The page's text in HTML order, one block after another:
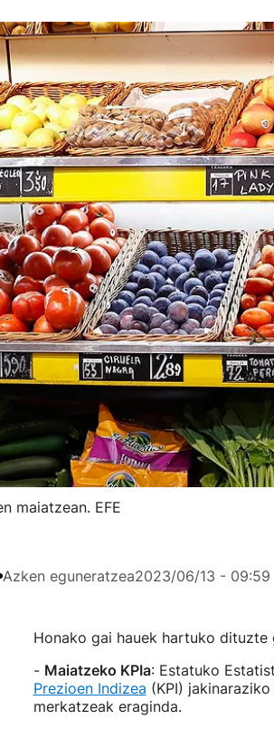
maiatzean. EFE
Azken eguneratzea2023/06/13 - 09:59
Honako gai hauek hartuko dituzte
- Maiatzeko KPIa: Estatuko
Prezioen Indizea (KPI) jakinaraziko
merkatzeak eraginda.